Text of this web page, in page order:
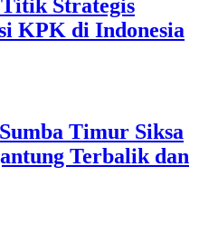
Strategis
KPK di Indonesia
Timur Siksa
Terbalik dan